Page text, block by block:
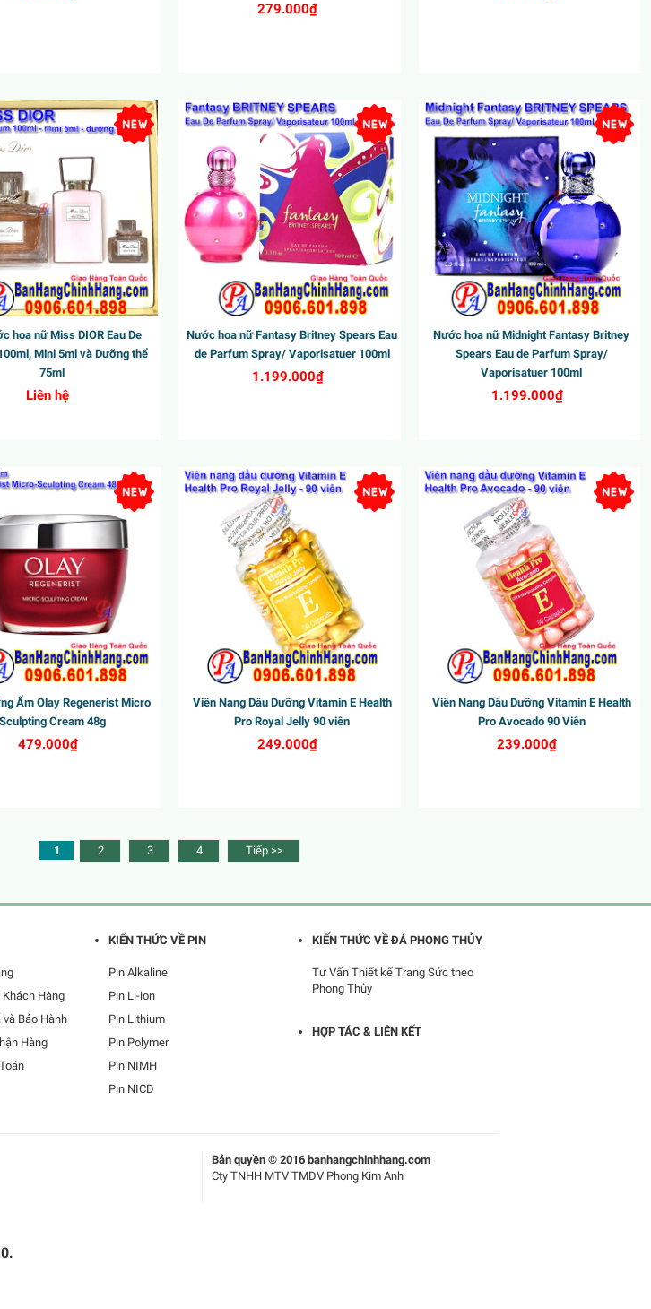
279.000₫
hoa nữ Miss DIOR Eau De
Mini 5ml và Dưỡng thể
75ml
Liên hệ
Nước hoa nữ Fantasy Britney Spears Eau
de Parfum Spray/ Vaporisatuer 100ml
1.199.000₫
New
Nước hoa nữ Midnight Fantasy Britney
Spears Eau de Parfum Spray/
Vaporisatuer 100ml
1.199.000₫
Ẩm Olay Regenerist Micro
Sculpting Cream 48g
479.000₫
Viên Nang Dầu Dưỡng Vitamin E Health
Pro Royal Jelly 90 viên
249.000₫
Viên Nang Dầu Dưỡng Vitamin E Health
Pro Avocado 90 Viên
239.000₫
1 2 3 4 Tiếp >>
Hàng
Bảo Hành
Hàng
KIẾN THỨC VỀ PIN
Pin Alkaline
Pin Li-ion
Pin Lithium
Pin Polymer
Pin NIMH
Pin NICD
KIẾN THỨC VỀ ĐÁ PHONG THỦY
Tư Vấn Thiết kế Trang Sức theo
Phong Thủy
HỢP TÁC & LIÊN KẾT
Bản quyền © 2016 banhangchinhhang.com
Cty TNHH MTV TMDV Phong Kim Anh